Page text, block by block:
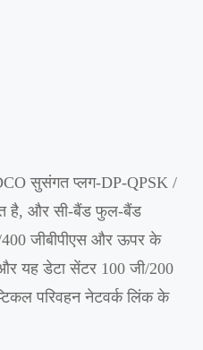
DCO सुसंगत प्लग-DP-QPSK /
है, और सी-बैंड फुल-बैंड
जीबीपीएस और ऊपर के
यह डेटा सेंटर 100 जी/200
परिवहन नेटवर्क लिंक के